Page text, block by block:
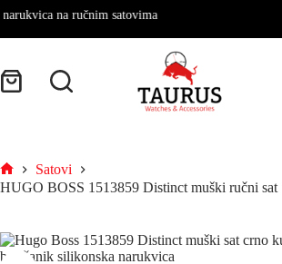
na ručnim satovima
Satovi
HUGO BOSS 1513859 Distinct muški ručni sat